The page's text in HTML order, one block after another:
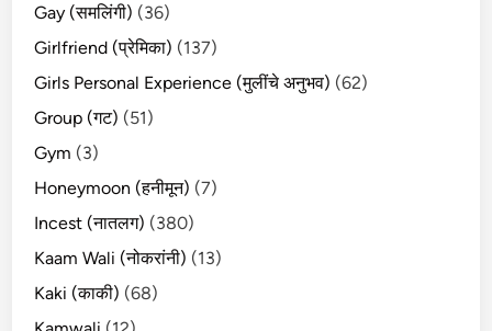
Gay (समलिंगी) (36)
Girlfriend (प्रेमिका) (137)
Girls Personal Experience (मुलींचे अनुभव) (62)
Group (गट) (51)
Gym (3)
Honeymoon (हनीमून) (7)
Incest (नातलग) (380)
Kaam Wali (नोकरांनी) (13)
Kaki (काकी) (68)